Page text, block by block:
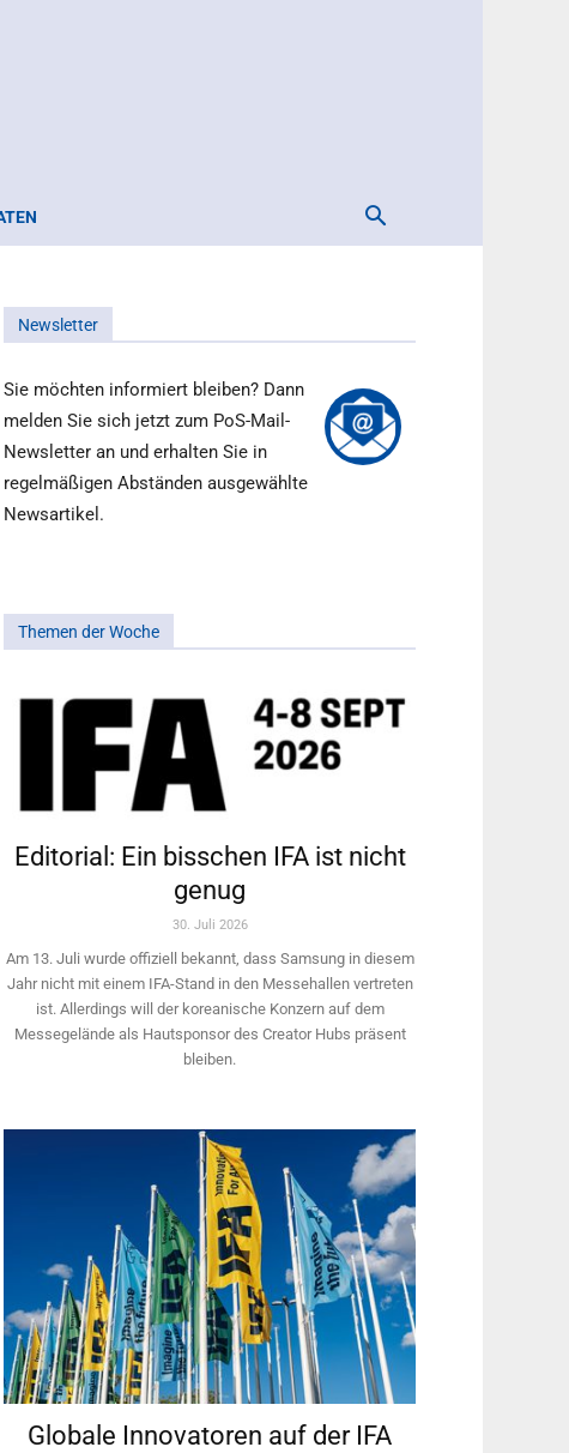
Newsletter
Sie möchten informiert bleiben? Dann
melden Sie sich jetzt zum PoS-Mail-
Newsletter an und erhalten Sie in
regelmäßigen Abständen ausgewählte
Newsartikel.
Themen der Woche
Editorial: Ein bisschen IFA ist nicht
genug
30. Juli 2026
Am 13. Juli wurde offiziell bekannt, dass Samsung in diesem
Jahr nicht mit einem IFA-Stand in den Messehallen vertreten
ist. Allerdings will ­der koreanische Konzern auf dem
Messegelände als Hautsponsor des Creator Hubs präsent
bleiben.
Globale Innovatoren auf der IFA